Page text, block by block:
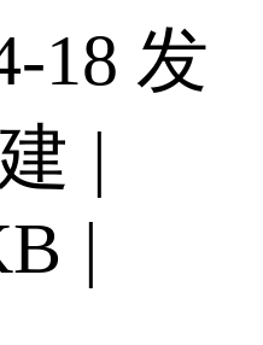
18 发
|
|